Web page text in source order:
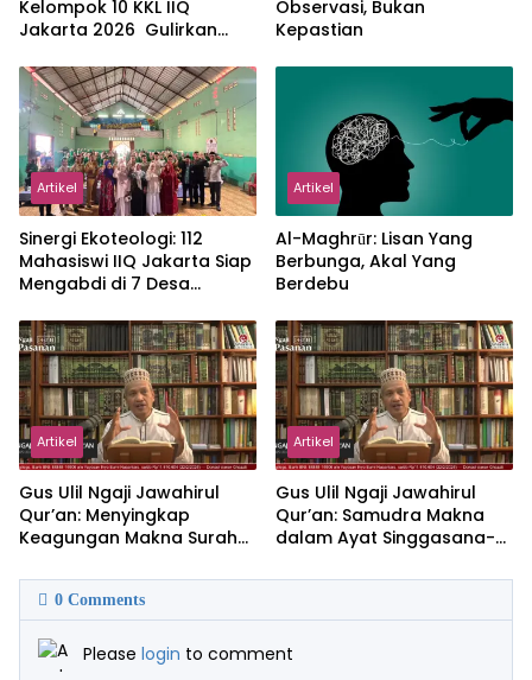
Kelompok 10 KKL IIQ
Jakarta 2026 Gulirkan
Sukamanah
Observasi, Bukan
Kepastian
Artikel
‎Sinergi Ekoteologi: 112
Mahasiswi IIQ Jakarta Siap
Mengabdi di 7 Desa
Artikel
Al-Maghrūr: Lisan Yang
Berbunga, Akal Yang
Berdebu
Artikel
Gus Ulil Ngaji Jawahirul
Qur’an: Menyingkap
Keagungan Makna Surah
Artikel
Gus Ulil Ngaji Jawahirul
Qur’an: Samudra Makna
dalam Ayat Singgasana-
0 Comments
Please login to comment